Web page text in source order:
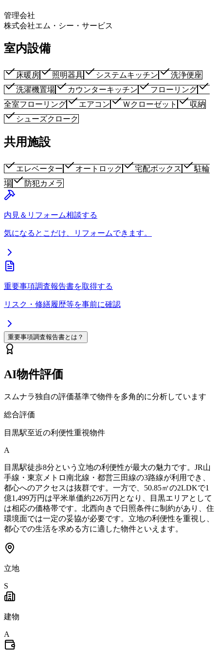
管理会社
株式会社エム・シー・サービス
室内設備
床暖房 照明器具 システムキッチン
洗浄便座
洗濯機置場
カウンターキッチン
フローリング
全室フローリング
エアコン Ｗクローゼット
収納
シューズクローク
共用施設
エレベーター オートロック 宅配ボックス
駐輪
場
防犯カメラ
内見＆リフォーム相談する
気になるとこだけ、リフォームできます。
重要事項調査報告書を取得する
リスク・修繕履歴等を事前に確認
重要事項調査報告書とは？
AI物件評価
スムナラ独自の評価基準で物件を多角的に分析しています
総合評価
目黒駅至近の利便性重視物件
A
目黒駅徒歩8分という立地の利便性が最大の魅力です。JR山
手線・東京メトロ南北線・都営三田線の3路線が利用でき、
都心へのアクセスは抜群です。一方で、50.85㎡の2LDKで1
億1,499万円は平米単価約226万円となり、目黒エリアとして
は相応の価格帯です。北西向きで日照条件に制約があり、住
環境面では一定の妥協が必要です。立地の利便性を重視し、
都心での生活を求める方に適した物件といえます。
立地
S
建物
A